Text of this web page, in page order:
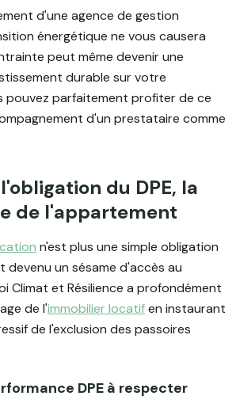
d'une agence de gestion
énergétique ne vous causera
peut même devenir une
durable sur votre
pouvez parfaitement profiter de ce
d'un prestataire comme
du DPE, la
de l'appartement
n'est plus une simple obligation
devenu un sésame d'accès au
Climat et Résilience a profondément
de l'immobilier locatifen instaurant
de l'exclusion des passoires
DPE à respecter